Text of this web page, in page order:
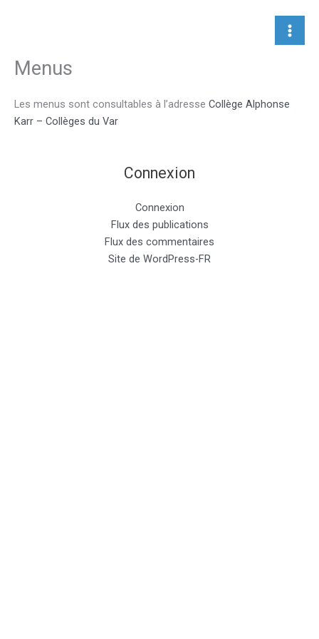
Menus
Les menus sont consultables à l’adresse Collège Alphonse
Karr – Collèges du Var
Connexion
Connexion
Flux des publications
Flux des commentaires
Site de WordPress-FR